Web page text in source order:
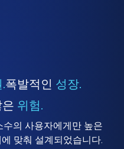
폭발적인 성장.
위험.
의 사용자에게만 높은
맞춰 설계되었습니다.